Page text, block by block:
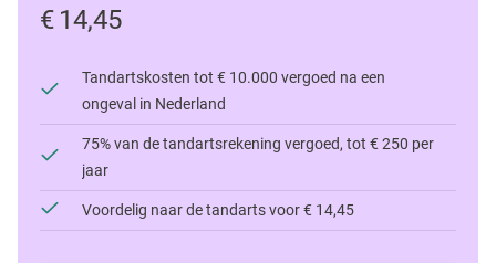
€ 14,45
Tandartskosten tot € 10.000 vergoed na een
ongeval in Nederland
75% van de tandartsrekening vergoed, tot € 250 per
jaar
Voordelig naar de tandarts voor € 14,45